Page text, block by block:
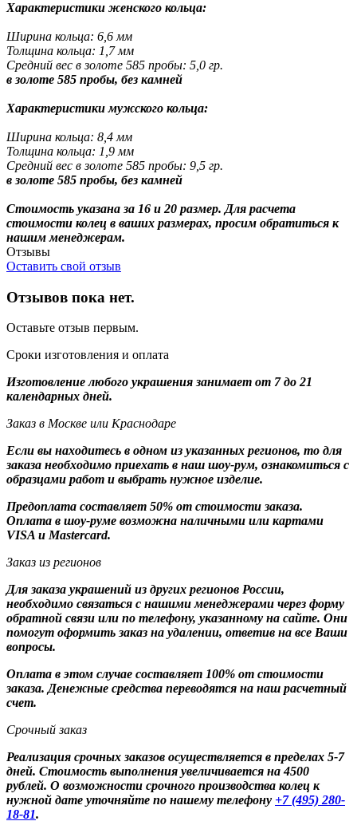
Характеристики женского кольца:
Ширина кольца: 6,6 мм
Толщина кольца: 1,7 мм
Средний вес в золоте 585 пробы: 5,0 гр.
в золоте 585 пробы, без камней
Характеристики мужского кольца:
Ширина кольца: 8,4 мм
Толщина кольца: 1,9 мм
Средний вес в золоте 585 пробы: 9,5 гр.
в золоте 585 пробы, без камней
Стоимость указана за 16 и 20 размер. Для расчета
стоимости колец в ваших размерах, просим обратиться к
нашим менеджерам.
Отзывы
Оставить свой отзыв
Отзывов пока нет.
Оставьте отзыв первым.
Сроки изготовления и оплата
Изготовление любого украшения занимает от 7 до 21
календарных дней.
Заказ в Москве или Краснодаре
Если вы находитесь в одном из указанных регионов, то для
заказа необходимо приехать в наш шоу-рум, ознакомиться с
образцами работ и выбрать нужное изделие.
Предоплата составляет 50% от стоимости заказа.
Оплата в шоу-руме возможна наличными или картами
VISA и Mastercard.
Заказ из регионов
Для заказа украшений из других регионов России,
необходимо связаться с нашими менеджерами через форму
обратной связи или по телефону, указанному на сайте. Они
помогут оформить заказ на удалении, ответив на все Ваши
вопросы.
Оплата в этом случае составляет 100% от стоимости
заказа. Денежные средства переводятся на наш расчетный
счет.
Срочный заказ
Реализация срочных заказов осуществляется в пределах 5-7
дней. Стоимость выполнения увеличивается на 4500
рублей. О возможности срочного производства колец к
нужной дате уточняйте по нашему телефону +7 (495) 280-
18-81.